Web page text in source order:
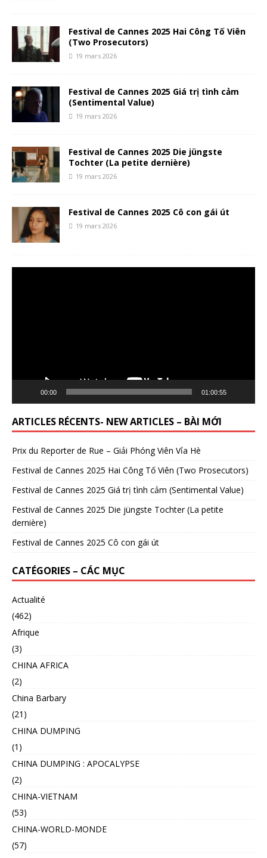
Festival de Cannes 2025 Hai Công Tố Viên
(Two Prosecutors)
19 mars 2026
Festival de Cannes 2025 Giá trị tình cảm
(Sentimental Value)
19 mars 2026
Festival de Cannes 2025 Die jüngste
Tochter (La petite dernière)
19 mars 2026
Festival de Cannes 2025 Cô con gái út
19 mars 2026
00:00 01:00:55
ARTICLES RÉCENTS- NEW ARTICLES – BÀI MỚI
Prix du Reporter de Rue – Giải Phóng Viên Vỉa Hè
Festival de Cannes 2025 Hai Công Tố Viên (Two Prosecutors)
Festival de Cannes 2025 Giá trị tình cảm (Sentimental Value)
Festival de Cannes 2025 Die jüngste Tochter (La petite
dernière)
Festival de Cannes 2025 Cô con gái út
CATÉGORIES – CÁC MỤC
Actualité
(462)
Afrique
(3)
CHINA AFRICA
(2)
China Barbary
(21)
CHINA DUMPING
(1)
CHINA DUMPING : APOCALYPSE
(2)
CHINA-VIETNAM
(53)
CHINA-WORLD-MONDE
(57)